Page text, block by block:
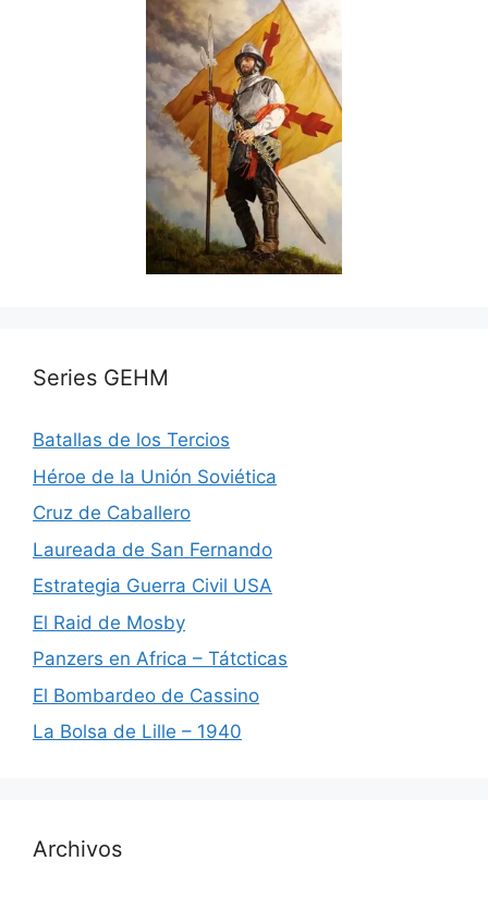
Series GEHM
Batallas de los Tercios
Héroe de la Unión Soviética
Cruz de Caballero
Laureada de San Fernando
Estrategia Guerra Civil USA
El Raid de Mosby
Panzers en Africa – Tátcticas
El Bombardeo de Cassino
La Bolsa de Lille – 1940
Archivos